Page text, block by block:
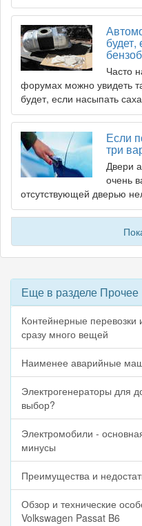
Часто
форумах можно увидеть
будет, если насыпать
Если
три
Двери
очень
отсутствующей дверью
Еще в разделе Прочее
Контейнерные перевозки
сразу много вещей
Наименее аварийные
Электрогенераторы для
выбор?
Электромобили -
минусы
Преимущества и
Обзор и технические
Volkswagen Passat B6